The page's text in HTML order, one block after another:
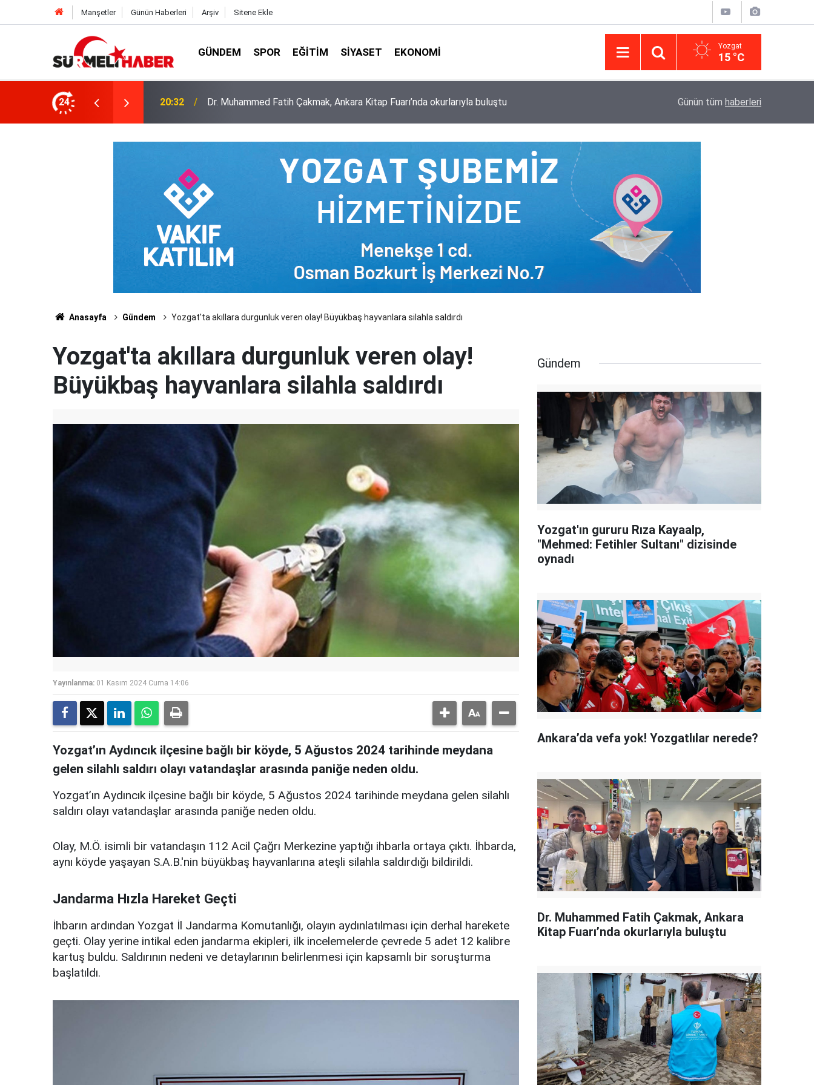
Manşetler Günün Haberleri Arşiv Sitene Ekle
GÜNDEM SPOR EĞITIM SIYASET EKONOMI Yozgat
15 °C
24
okurlarıyla buluştu 14:52 Diyanet İşleri Başkanlığı ile Türkiye Diyanet Vakfı milyonları sevindirdi Yargıtay’da iletişim hamlesi: Kurumsal
Günün tüm haberleri
Anasayfa Gündem Yozgat'ta akıllara durgunluk veren olay! Büyükbaş hayvanlara silahla saldırdı
Yozgat'ta akıllara durgunluk veren olay!
Büyükbaş hayvanlara silahla saldırdı
Yayınlanma: 01 Kasım 2024 Cuma 14:06
Yozgat’ın Aydıncık ilçesine bağlı bir köyde, 5 Ağustos 2024 tarihinde meydana
gelen silahlı saldırı olayı vatandaşlar arasında paniğe neden oldu.
Yozgat’ın Aydıncık ilçesine bağlı bir köyde, 5 Ağustos 2024 tarihinde meydana gelen silahlı
saldırı olayı vatandaşlar arasında paniğe neden oldu.
Olay, M.Ö. isimli bir vatandaşın 112 Acil Çağrı Merkezine yaptığı ihbarla ortaya çıktı. İhbarda,
aynı köyde yaşayan S.A.B.'nin büyükbaş hayvanlarına ateşli silahla saldırdığı bildirildi.
Jandarma Hızla Hareket Geçti
İhbarın ardından Yozgat İl Jandarma Komutanlığı, olayın aydınlatılması için derhal harekete
geçti. Olay yerine intikal eden jandarma ekipleri, ilk incelemelerde çevrede 5 adet 12 kalibre
kartuş buldu. Saldırının nedeni ve detaylarının belirlenmesi için kapsamlı bir soruşturma
başlatıldı.
Gündem
Yozgat'ın gururu Rıza Kayaalp,
"Mehmed: Fetihler Sultanı" dizisinde
oynadı
Ankara’da vefa yok! Yozgatlılar nerede?
Dr. Muhammed Fatih Çakmak, Ankara
Kitap Fuarı’nda okurlarıyla buluştu